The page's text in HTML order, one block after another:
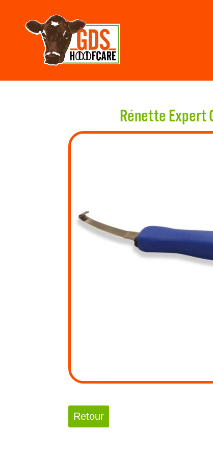
Rénette Expert